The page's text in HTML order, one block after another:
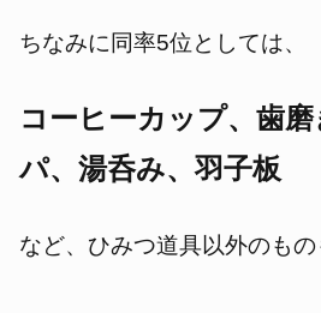
ちなみに同率5位としては、
コーヒーカップ、歯
パ、湯呑み、羽子板
など、ひみつ道具以外のもの